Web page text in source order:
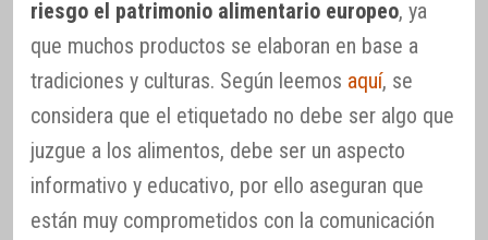
riesgo el patrimonio alimentario europeo, ya
que muchos productos se elaboran en base a
tradiciones y culturas. Según leemos aquí, se
considera que el etiquetado no debe ser algo que
juzgue a los alimentos, debe ser un aspecto
informativo y educativo, por ello aseguran que
están muy comprometidos con la comunicación